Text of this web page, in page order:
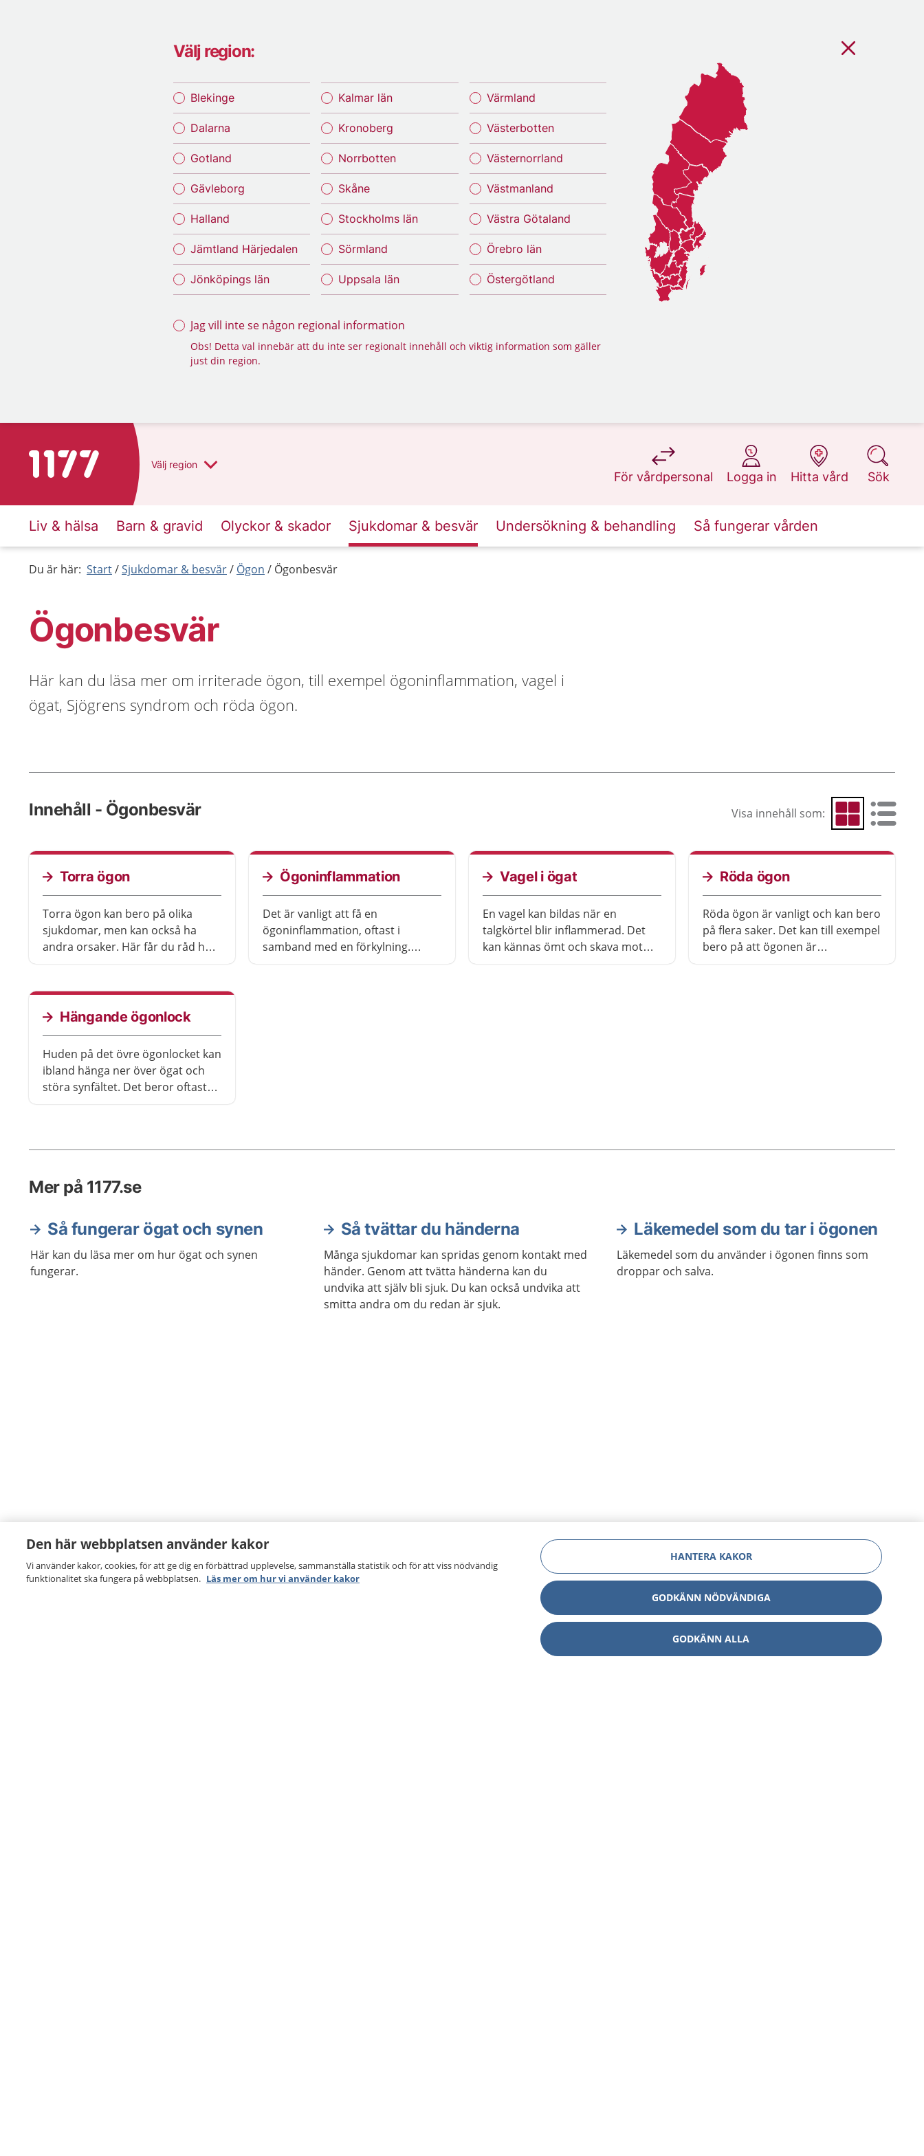
Välj region:
Blekinge
Dalarna
Gotland
Gävleborg
Halland
Jämtland Härjedalen
Jönköpings län
Kalmar län
Kronoberg
Norrbotten
Skåne
Stockholms län
Sörmland
Uppsala län
Värmland
Västerbotten
Västernorrland
Västmanland
Västra Götaland
Örebro län
Östergötland
Jag vill inte se någon regional information
Obs! Detta val innebär att du inte ser regionalt innehåll och viktig information som gäller
just din region.
Till startsidan för 1177 Välj region
För vårdpersonal
på 1177.se
Logga in
på 1177.se
Hitta vård
på 1177.se
Sök
på 1177.se
Liv & hälsa Barn & gravid Olyckor & skador Sjukdomar & besvär Undersökning & behandling Så fungerar vården
Du är här: Start Sjukdomar & besvär Ögon Ögonbesvär
Ögonbesvär
Här kan du läsa mer om irriterade ögon, till exempel ögoninflammation, vagel i
ögat, Sjögrens syndrom och röda ögon.
Innehåll - Ögonbesvär Visa innehåll som: Visa som rutnät
Visa som
Torra ögon
Torra ögon kan bero på olika
sjukdomar, men kan också ha
andra orsaker. Här får du råd hur
Ögoninflammation
Det är vanligt att få en
ögoninflammation, oftast i
samband med en förkylning.
Vagel i ögat
En vagel kan bildas när en
talgkörtel blir inflammerad. Det
kan kännas ömt och skava mot
Röda ögon
Röda ögon är vanligt och kan bero
på flera saker. Det kan till exempel
bero på att ögonen är
Hängande ögonlock
Huden på det övre ögonlocket kan
ibland hänga ner över ögat och
störa synfältet. Det beror oftast
Mer på 1177.se
Så fungerar ögat och synen
Här kan du läsa mer om hur ögat och synen
fungerar.
Så tvättar du händerna
Många sjukdomar kan spridas genom kontakt med
händer. Genom att tvätta händerna kan du
undvika att själv bli sjuk. Du kan också undvika att
smitta andra om du redan är sjuk.
Läkemedel som du tar i ögonen
Läkemedel som du använder i ögonen finns som
droppar och salva.
Den här webbplatsen använder kakor
Vi använder kakor, cookies, för att ge dig en förbättrad upplevelse, sammanställa statistik och för att viss nödvändig
funktionalitet ska fungera på webbplatsen. Läs mer om hur vi använder kakor
HANTERA KAKOR
GODKÄNN NÖDVÄNDIGA
GODKÄNN ALLA